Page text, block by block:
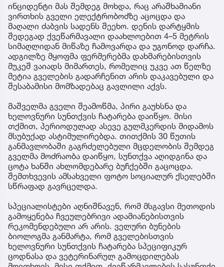
ინციდენტი მას შემდეგ მოხდა, რაც არაშხამიანი
ვირთხის გველი ელექტრობოძზე აცოცდა და
მაღალი ძაბვის სადენს შეეხო. დენის დარტყმის
შედეგად ქვეწარმავალი დაახლოებით 4–5 მეტრის
სიმაღლიდან მიწაზე ჩამოვარდა და უგონოდ დარჩა.
ადგილზე მყოფმა ფერმერებმა დახმარებისთვის
მუკეშ ვაიადს მიმართეს, რომელიც უკვე ათ წელზე
მეტია გველების გადარჩენით არის დაკავებული და
შესაბამისი მომზადებაც გავლილი აქვს.
მაშველმა გველი შეამოწმა, პირი გაუხსნა და
ხელოვნური სუნთქვის ჩატარება დაიწყო. მისი
თქმით, პერიოდულად ასევე გულმკერდის მიდამოს
მსუბუქად ასტიმულირებდა. თითქმის 30 წუთის
განმავლობაში გაგრძელებული მცდელობის შემდეგ
გველმა მოძრაობა დაიწყო, სუნთქვა აღიდგინა და
ცოტა ხანში ახლომდებარე ბუჩქებში გაცოცდა.
შემთხვევის ამსახველი ფოტო სოციალურ ქსელებში
სწრაფად გავრცელდა.
სპეციალისტები აღნიშნავენ, რომ მსგავსი მეთოდის
გამოყენება ჩვეულებრივი ადამიანებისთვის
რეკომენდებული არ არის. ველური ბუნების
ბიოლოგმა განმარტა, რომ გველებისთვის
ხელოვნური სუნთქვის ჩატარება სპეციფიკურ
ცოდნასა და ვეტერინარულ გამოცდილებას